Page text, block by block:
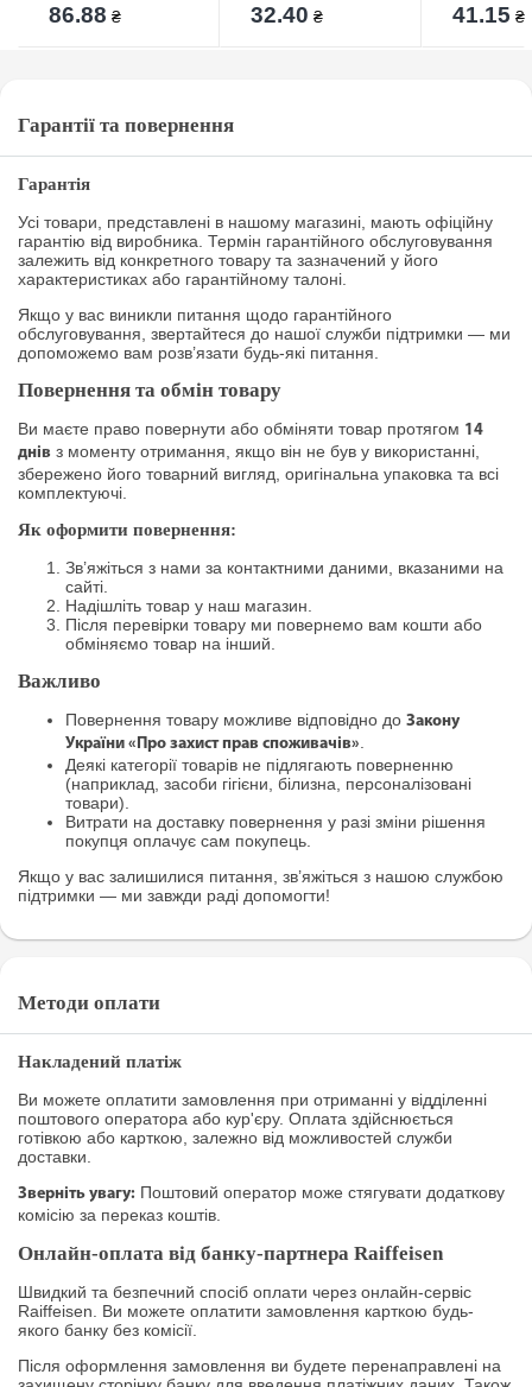
86.88 ₴ 32.40 ₴ 41.15 ₴
Гарантії та повернення
Гарантія
Усі товари, представлені в нашому магазині, мають офіційну
гарантію від виробника. Термін гарантійного обслуговування
залежить від конкретного товару та зазначений у його
характеристиках або гарантійному талоні.
Якщо у вас виникли питання щодо гарантійного
обслуговування, звертайтеся до нашої служби підтримки — ми
допоможемо вам розв’язати будь-які питання.
Повернення та обмін товару
Ви маєте право повернути або обміняти товар протягом 14
днів з моменту отримання, якщо він не був у використанні,
збережено його товарний вигляд, оригінальна упаковка та всі
комплектуючі.
Як оформити повернення:
Зв’яжіться з нами за контактними даними, вказаними на
сайті.
Надішліть товар у наш магазин.
Після перевірки товару ми повернемо вам кошти або
обміняємо товар на інший.
Важливо
Повернення товару можливе відповідно до Закону
України «Про захист прав споживачів».
Деякі категорії товарів не підлягають поверненню
(наприклад, засоби гігієни, білизна, персоналізовані
товари).
Витрати на доставку повернення у разі зміни рішення
покупця оплачує сам покупець.
Якщо у вас залишилися питання, зв’яжіться з нашою службою
підтримки — ми завжди раді допомогти!
Методи оплати
Накладений платіж
Ви можете оплатити замовлення при отриманні у відділенні
поштового оператора або кур'єру. Оплата здійснюється
готівкою або карткою, залежно від можливостей служби
доставки.
Зверніть увагу: Поштовий оператор може стягувати додаткову
комісію за переказ коштів.
Онлайн-оплата від банку-партнера Raiffeisen
Швидкий та безпечний спосіб оплати через онлайн-сервіс
Raiffeisen. Ви можете оплатити замовлення карткою будь-
якого банку без комісії.
Після оформлення замовлення ви будете перенаправлені на